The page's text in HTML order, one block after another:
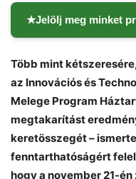
★Jelölj meg minket
Több mint
az Innovációs és
Melege Program
megtakarítást
keretösszegét –
fenntarthatóságért
hogy a november 21-